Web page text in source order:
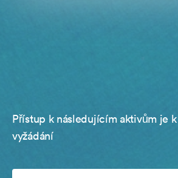
Přístup k následujícím aktivům je
vyžádání